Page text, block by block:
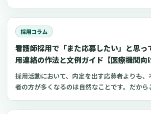
的な方法として「ダイナミック手当（変動手
があります。この記事では、日本の医療機関の
連休前、年末年始、日曜祝日、感染症の流行期
が必要な日だけ手当を上乗せする制度の設計方
しない運用の作り方を解説します。また、現場
きます。この記事は、制度導入の具体的なシ
KPI（目標とする指標）設定ではなく、まずは
「納得」して、安心して導入を検討できるこ
採用コラム
看護師採用で「また応募したい」と思っ
用連絡の作法と文例ガイド【医療機関向
採用活動において、内定を出す応募者よりも
者の方が多くなるのは自然なことです。だから
する可能性があります。この記事は、看護師